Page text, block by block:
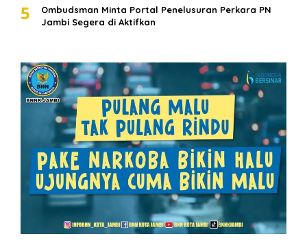
5
Ombudsman Minta Portal Penelusuran Perkara PN
Jambi Segera di Aktifkan